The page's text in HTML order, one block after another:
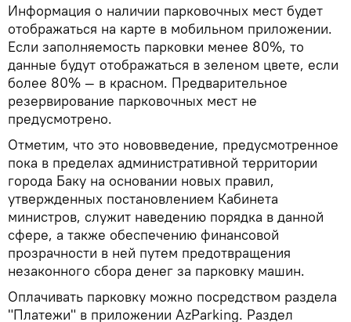
Информация о наличии парковочных мест будет
отображаться на карте в мобильном приложении.
Если заполняемость парковки менее 80%, то
данные будут отображаться в зеленом цвете, если
более 80% — в красном. Предварительное
резервирование парковочных мест не
предусмотрено.
Отметим, что это нововведение, предусмотренное
пока в пределах административной территории
города Баку на основании новых правил,
утвержденных постановлением Кабинета
министров, служит наведению порядка в данной
сфере, а также обеспечению финансовой
прозрачности в ней путем предотвращения
незаконного сбора денег за парковку машин.
Оплачивать парковку можно посредством раздела
"Платежи" в приложении AzParking. Раздел